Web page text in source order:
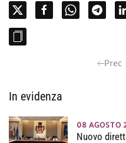
Prec
In evidenza
08 AGOSTO
Nuovo